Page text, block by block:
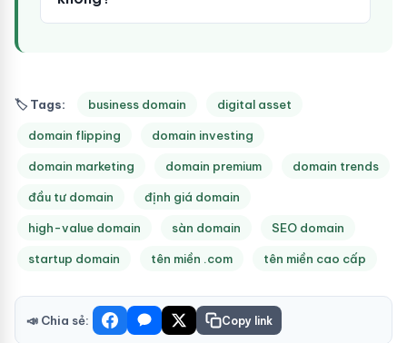
🏷 Tags: business domain digital asset
domain flipping domain investing
domain marketing domain premium domain trends
đầu tư domain định giá domain
high-value domain sàn domain SEO domain
startup domain tên miền .com tên miền cao cấp
📣 Chia sẻ: Copy link